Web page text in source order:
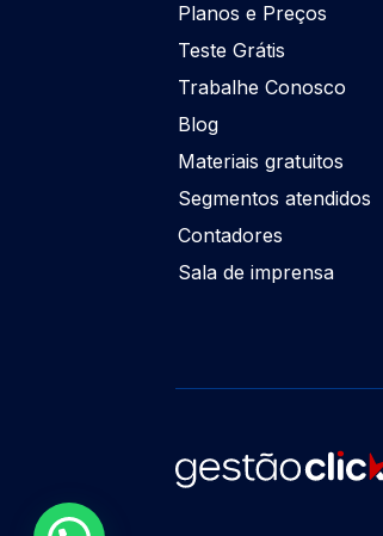
Planos e Preços
Teste Grátis
Trabalhe Conosco
Blog
Materiais gratuitos
Segmentos atendidos
Contadores
Sala de imprensa